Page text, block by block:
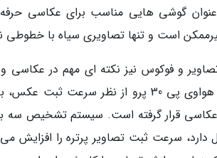
عنوان گوشی هایی مناسب برای عکاسی
است و تنها تصاویری سیاه با خطوطی
و فوکوس نیز نکته ای مهم در عکاسی
تخصصی ما، هواوی پی 30 پرو از نظر